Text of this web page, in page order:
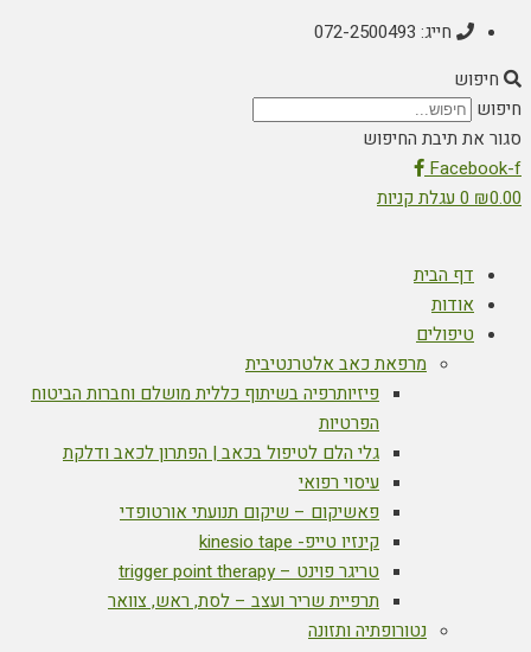
חייג: 072-2500493
חיפוש
חיפוש
סגור את תיבת החיפוש
Facebook-f
₪0.00
0 עגלת קניות
דף הבית
אודות
טיפולים
מרפאת כאב אלטרנטיבית
פיזיותרפיה בשיתוף כללית מושלם וחברות הביטוח
הפרטיות
גלי הלם לטיפול בכאב | הפתרון לכאב ודלקת
עיסוי רפואי
פאשיקום – שיקום תנועתי אורטופדי
קינזיו טייפ- kinesio tape
טריגר פוינט – trigger point therapy
תרפיית שריר ועצב – לסת, ראש, צוואר
נטורופתיה ותזונה